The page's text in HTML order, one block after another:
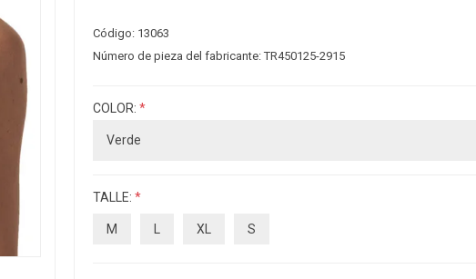
Código: 13063
Número de pieza del fabricante: TR450125-2915
COLOR: *
TALLE: *
M L XL S